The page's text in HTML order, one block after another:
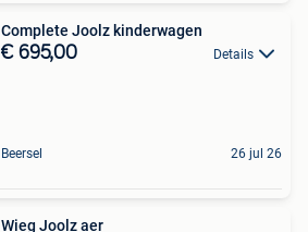
Complete Joolz kinderwagen
€ 695,00 Details
Beersel 26 jul 26
Wieg Joolz aer